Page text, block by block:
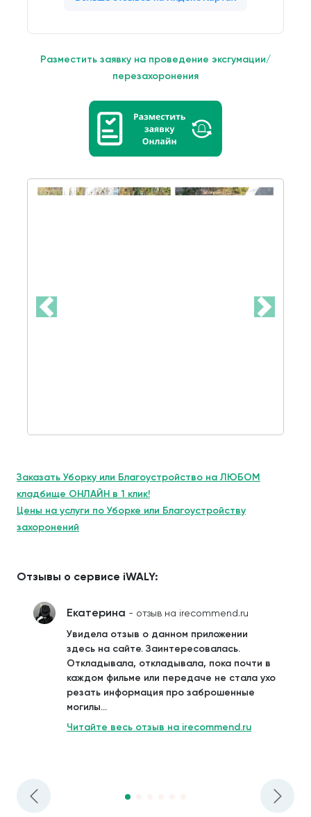
Разместить заявку на проведение эксгумации/
перезахоронения
Заказать Уборку или Благоустройство на ЛЮБОМ
кладбище ОНЛАЙН в 1 клик!
Цены на услуги по Уборке или Благоустройству
захоронений
Отзывы о сервисе iWALY:
Екатерина - отзыв на irecommend.ru
Увидела отзыв о данном приложении
здесь на сайте. Заинтересовалась.
Откладывала, откладывала, пока почти в
каждом фильме или передаче не стала ухо
резать информация про заброшенные
могилы...
Читайте весь отзыв на irecommend.ru